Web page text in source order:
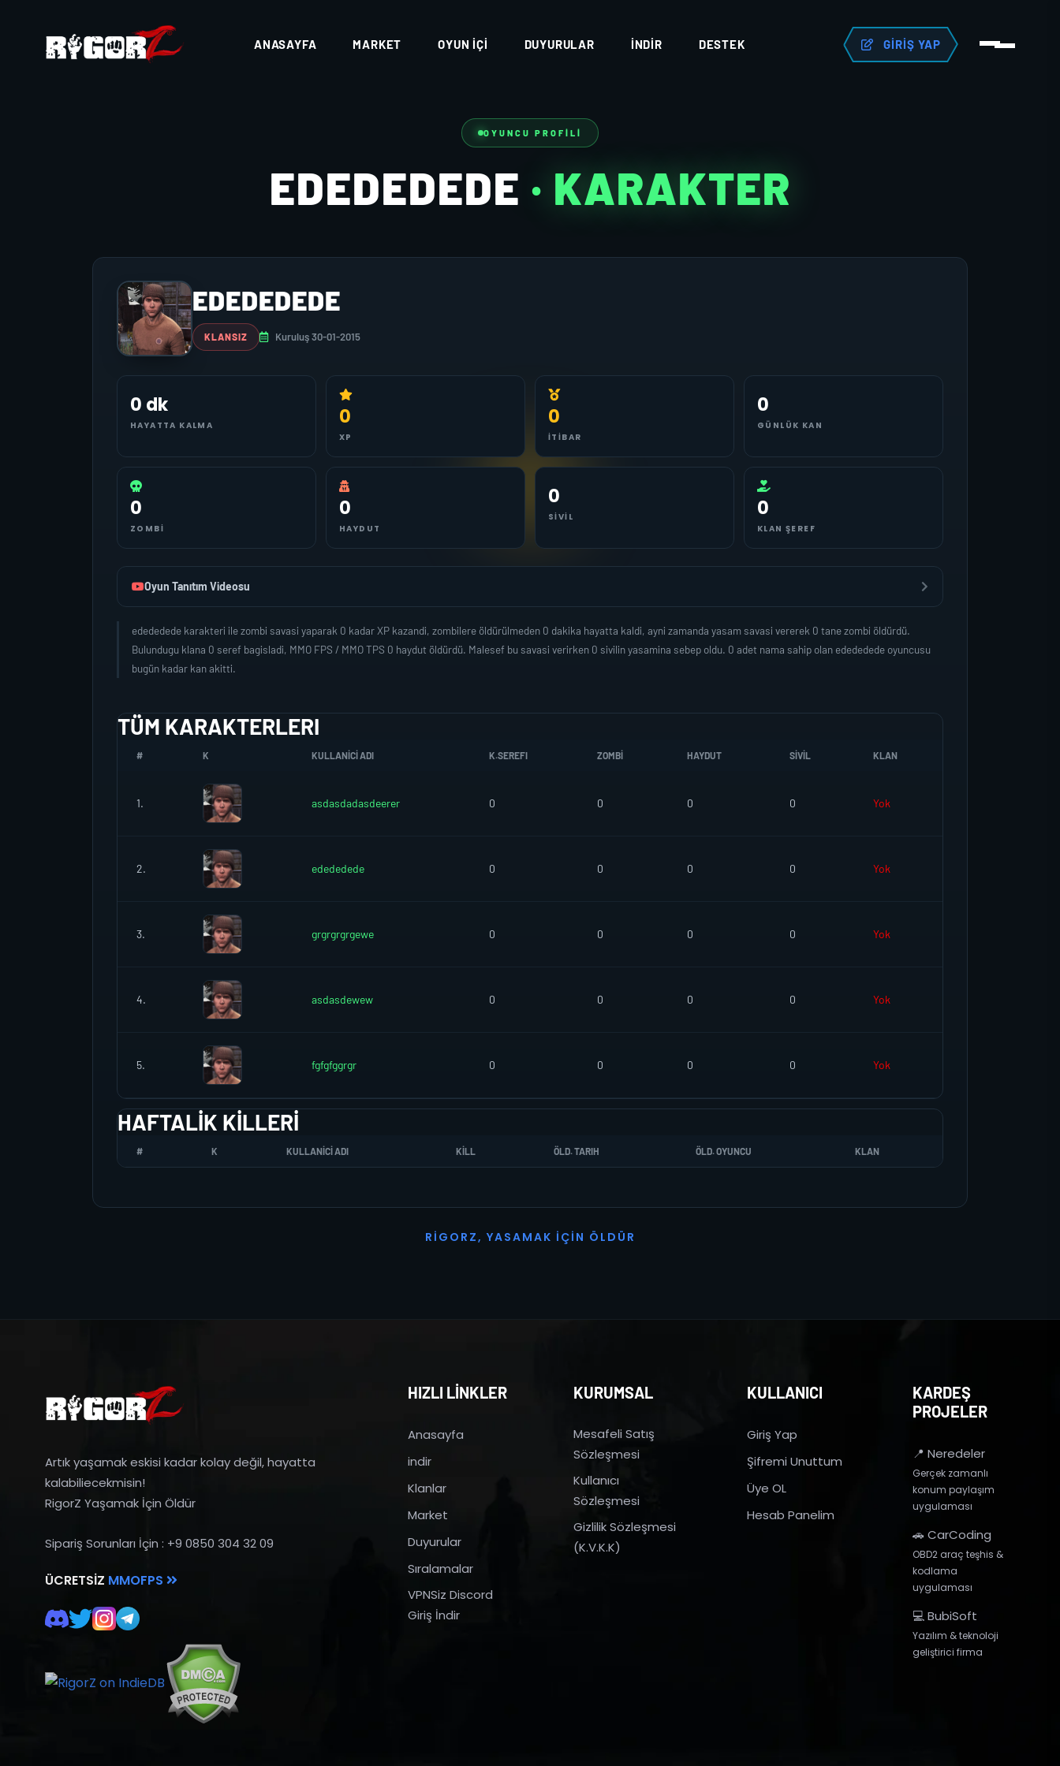
ANASAYFA MARKET OYUN İÇI DUYURULAR İNDIR DESTEK GIRIŞ YAP
OYUNCU PROFILI
EDEDEDEDE · KARAKTER
EDEDEDEDE
KLANSIZ Kuruluş 30-01-2015
0 dk
HAYATTA KALMA 0
XP
0
İTIBAR
0
GÜNLÜK KAN
0
ZOMBI
0
HAYDUT
0
SIVIL 0
KLAN ŞEREF
Oyun Tanıtım Videosu
edededede karakteri ile zombi savasi yaparak 0 kadar XP kazandi, zombilere öldürülmeden 0 dakika hayatta kaldi, ayni zamanda yasam savasi vererek 0 tane zombi öldürdü.
Bulundugu klana 0 seref bagisladi, MMO FPS / MMO TPS 0 haydut öldürdü. Malesef bu savasi verirken 0 sivilin yasamina sebep oldu. 0 adet nama sahip olan edededede oyuncusu
bugün kadar kan akitti.
TÜM KARAKTERLERI
# K KULLANICI ADI K.SEREFI ZOMBI HAYDUT SIVIL KLAN
1. asdasdadasdeerer 0 0 0 0 Yok
2. edededede 0 0 0 0 Yok
3. grgrgrgrgewe 0 0 0 0 Yok
4. asdasdewew 0 0 0 0 Yok
5. fgfgfggrgr 0 0 0 0 Yok
HAFTALIK KILLERI
# K KULLANICI ADI KILL ÖLD. TARIH ÖLD. OYUNCU KLAN
R I G O R Z, YASAMAK İ ÇI N Ö L D Ü R
Artık yaşamak eskisi kadar kolay değil, hayatta
kalabiliecekmisin!
RigorZ Yaşamak İçin Öldür
Sipariş Sorunları İçin : +9 0850 304 32 09
ÜCRETSIZ MMOFPS
HIZLI LİNKLER
Anasayfa
indir
Klanlar
Market
Duyurular
Sıralamalar
VPNSiz Discord
Giriş İndir
KURUMSAL
Mesafeli Satış
Sözleşmesi
Kullanıcı
Sözleşmesi
Gizlilik Sözleşmesi
(K.V.K.K)
KULLANICI
Giriş Yap
Şifremi Unuttum
Üye OL
Hesab Panelim
KARDEŞ
PROJELER
📍 Neredeler
Gerçek zamanlı
konum paylaşım
uygulaması
🚗 CarCoding
OBD2 araç teşhis &
kodlama
uygulaması
💻 BubiSoft
Yazılım & teknoloji
geliştirici firma